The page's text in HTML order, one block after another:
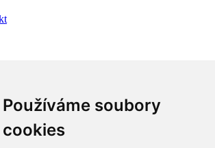
Používáme soubory
cookies